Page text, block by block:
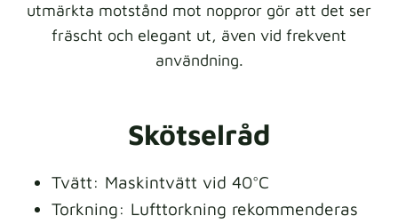
utmärkta motstånd mot noppror gör att det ser
fräscht och elegant ut, även vid frekvent
användning.
Skötselråd
Tvätt: Maskintvätt vid 40°C
Torkning: Lufttorkning rekommenderas